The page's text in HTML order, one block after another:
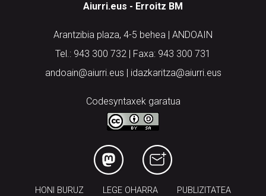
Aiurri.eus - Erroitz BM
Arantzibia plaza, 4-5 behea | ANDOAIN
Tel.: 943 300 732 | Faxa: 943 300 731
andoain@aiurri.eus | idazkaritza@aiurri.eus
Codesyntaxek garatua
HONI BURUZ LEGE OHARRA PUBLIZITATEA